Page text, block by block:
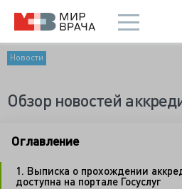
Новости
Обзор новостей
Оглавление
1. Выписка о прохождении
доступна на портале Госуслуг